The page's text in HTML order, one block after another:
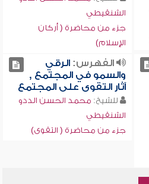
الشنقيطي
جزء من محاضرة ( أركان
الإسلام)
الفهرس:الرقي
والسمو في المجتمع ,
آثار التقوى على المجتمع
للشيخ: محمد الحسن الددو
الشنقيطي
جزء من محاضرة ( التقوى)